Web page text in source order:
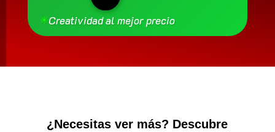
✳Creatividad al mejor precio
¿Necesitas ver más? Descubre